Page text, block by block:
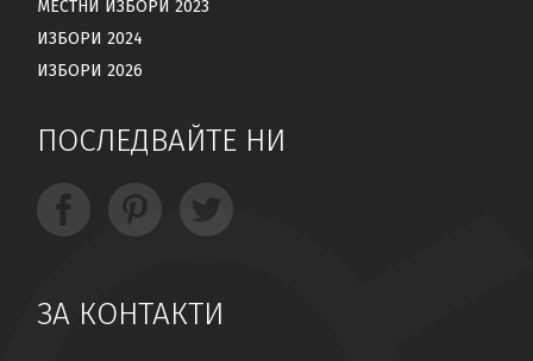
МЕСТНИ ИЗБОРИ 2023
ИЗБОРИ 2024
ИЗБОРИ 2026
ПОСЛЕДВАЙТЕ НИ
ЗА КОНТАКТИ